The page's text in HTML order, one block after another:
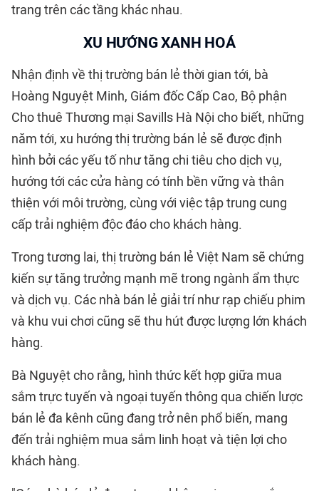
trang trên các tầng khác nhau.
XU HƯỚNG XANH HOÁ
Nhận định về thị trường bán lẻ thời gian tới, bà
Hoàng Nguyệt Minh, Giám đốc Cấp Cao, Bộ phận
Cho thuê Thương mại Savills Hà Nội cho biết, những
năm tới, xu hướng thị trường bán lẻ sẽ được định
hình bởi các yếu tố như tăng chi tiêu cho dịch vụ,
hướng tới các cửa hàng có tính bền vững và thân
thiện với môi trường, cùng với việc tập trung cung
cấp trải nghiệm độc đáo cho khách hàng.
Trong tương lai, thị trường bán lẻ Việt Nam sẽ chứng
kiến sự tăng trưởng mạnh mẽ trong ngành ẩm thực
và dịch vụ. Các nhà bán lẻ giải trí như rạp chiếu phim
và khu vui chơi cũng sẽ thu hút được lượng lớn khách
hàng.
Bà Nguyệt cho rằng, hình thức kết hợp giữa mua
sắm trực tuyến và ngoại tuyến thông qua chiến lược
bán lẻ đa kênh cũng đang trở nên phổ biến, mang
đến trải nghiệm mua sắm linh hoạt và tiện lợi cho
khách hàng.